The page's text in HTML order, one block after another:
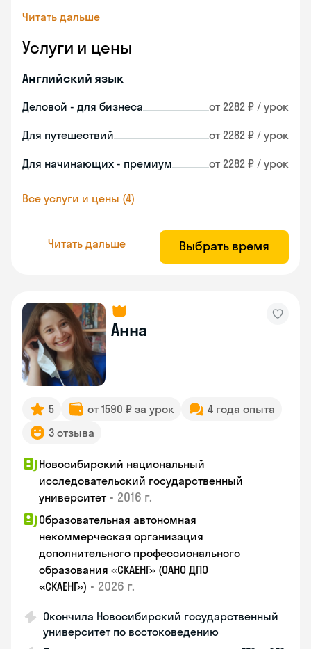
Читать дальше
Услуги и цены
Английский язык
Деловой - для бизнеса от 2282 ₽ / урок
Для путешествий от 2282 ₽ / урок
Для начинающих - премиум от 2282 ₽ / урок
Все услуги и цены (4)
Читать дальше Выбрать время
Анна
5 от 1590 ₽ за урок
4 года опыта
3 отзыва
Новосибирский национальный
исследовательский государственный
университет • 2016 г.
Образовательная автономная
некоммерческая организация
дополнительного профессионального
образования «СКАЕНГ» (ОАНО ДПО
«СКАЕНГ») • 2026 г.
Окончила Новосибирский государственный
университет по востоковедению